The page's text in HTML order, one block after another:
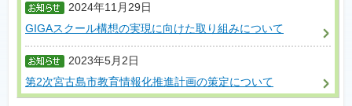
2024年11月29日
GIGAスクール構想の実現に向けた取り組みについて
2023年5月2日
第2次宮古島市教育情報化推進計画の策定について